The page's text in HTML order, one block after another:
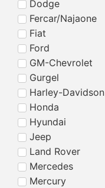
Dodge
Fercar/Najaone
Fiat
Ford
GM-Chevrolet
Gurgel
Harley-Davidson
Honda
Hyundai
Jeep
Land Rover
Mercedes
Mercury